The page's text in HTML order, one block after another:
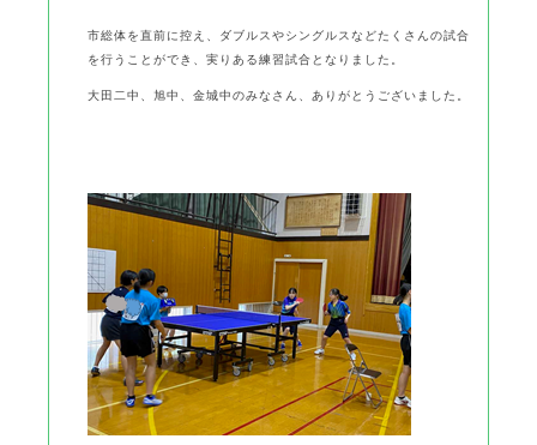
市総体を直前に控え、ダブルスやシングルスなどたくさんの試合
を行うことができ、実りある練習試合となりました。
大田二中、旭中、金城中のみなさん、ありがとうございました。